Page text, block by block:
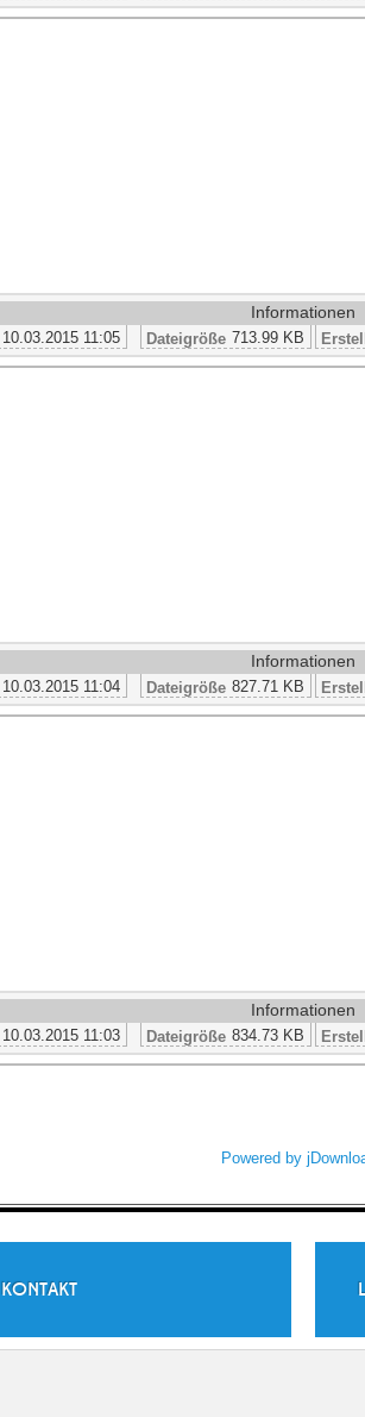
Informationen
10.03.2015 11:05 Dateigröße 713.99 KB
Informationen
10.03.2015 11:04 Dateigröße 827.71 KB
Informationen
10.03.2015 11:03 Dateigröße 834.73 KB
Powered by
KONTAKT